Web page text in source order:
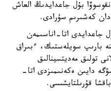
بۇل جاعدايدىڭ العاش
كەشىرىم سۇرادى.
جاعدايدى اتا-اناسىمەن
بارىپ سويلەستىك، ءبىراق
تولىق مەديتسينالىق
دايىن ەكەنىمىزدى اتا-
قۇرىلتايشىسى.